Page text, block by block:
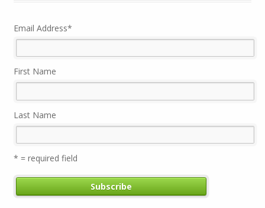
Email Address*
First Name
Last Name
* = required field